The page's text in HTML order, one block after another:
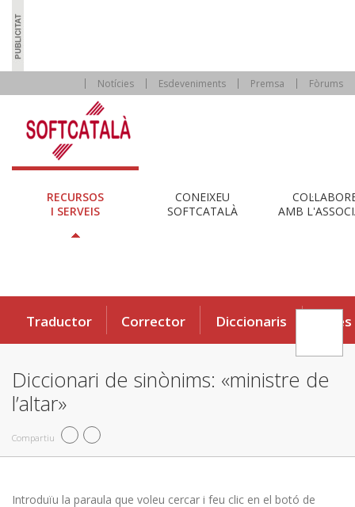
Notícies Esdeveniments Premsa Fòrums
RECURSOS
I SERVEIS
CONEIXEU
SOFTCATALÀ
AMB
Traductor Corrector Diccionaris Eines
Diccionari de sinònims: «ministre de
l’altar»
Compartiu
Introduïu la paraula que voleu cercar i feu clic en el botó de